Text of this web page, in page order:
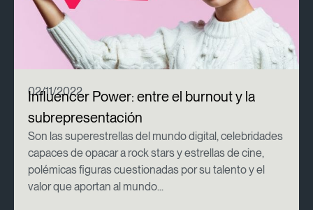
02/11/2022
Influencer Power: entre el burnout y la
subrepresentación
Son las superestrellas del mundo digital, celebridades
capaces de opacar a rock stars y estrellas de cine,
polémicas figuras cuestionadas por su talento y el
valor que aportan al mundo...